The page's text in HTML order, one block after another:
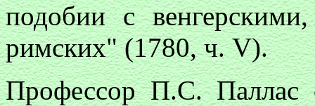
подобии с
римских" (1780, ч. V).
Профессор П.С. Паллас